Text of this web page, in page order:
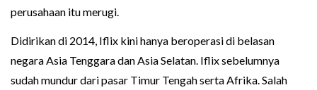
perusahaan itu merugi.
Didirikan di 2014, Iflix kini hanya beroperasi di belasan
negara Asia Tenggara dan Asia Selatan. Iflix sebelumnya
sudah mundur dari pasar Timur Tengah serta Afrika. Salah